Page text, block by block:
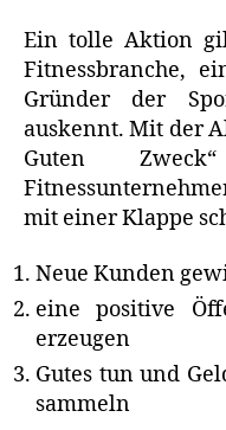
Ein tolle Aktion
Fitnessbranche,
Gründer der
auskennt. Mit der
Guten
mit einer Klappe
Neue Kunden
eine positive
erzeugen
Gutes tun und
sammeln